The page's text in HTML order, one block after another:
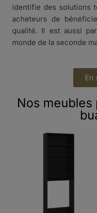
identifie des solutions
acheteurs de
qualité. Il est aussi
monde de la seconde
En
Nos